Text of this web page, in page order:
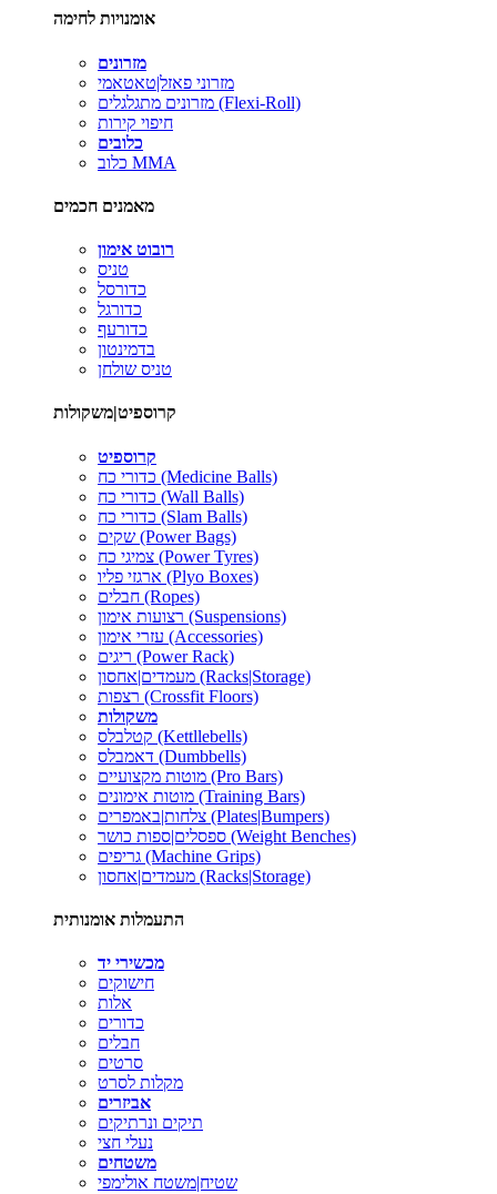
אומנויות לחימה
מזרונים
מזרוני פאזל|טאטאמי
מזרונים מתגלגלים (Flexi-Roll)
חיפוי קירות
כלובים
כלוב MMA
מאמנים חכמים
רובוט אימון
טניס
כדורסל
כדורגל
כדורעף
בדמינטון
טניס שולחן
קרוספיט|משקולות
קרוספיט
כדורי כח (Medicine Balls)
כדורי כח (Wall Balls)
כדורי כח (Slam Balls)
שקים (Power Bags)
צמיגי כח (Power Tyres)
ארגזי פליו (Plyo Boxes)
חבלים (Ropes)
רצועות אימון (Suspensions)
עזרי אימון (Accessories)
ריגים (Power Rack)
מעמדים|אחסון (Racks|Storage)
רצפות (Crossfit Floors)
משקולות
קטלבלס (Kettllebells)
דאמבלס (Dumbbells)
מוטות מקצועיים (Pro Bars)
מוטות אימונים (Training Bars)
צלחות|באמפרים (Plates|Bumpers)
ספסלים|ספות כושר (Weight Benches)
גריפים (Machine Grips)
מעמדים|אחסון (Racks|Storage)
התעמלות אומנותית
מכשירי יד
חישוקים
אלות
כדורים
חבלים
סרטים
מקלות לסרט
אביזרים
תיקים ונרתיקים
נעלי חצי
משטחים
שטיח|משטח אולימפי